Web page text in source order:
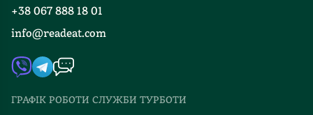
Книгарні
Контакти
Автори
Видавництва
Відгуки та оцінка RDT
+38 067 888 18 01
info@readeat.com
ГРАФІК РОБОТИ СЛУЖБИ ТУРБОТИ